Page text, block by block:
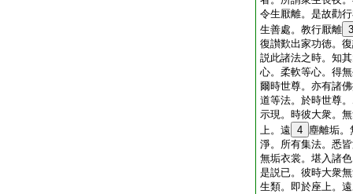
令生厭離。是故勸
生善處。教行厭離 3
復讃歎出家功徳。
説此諸法之時。知
心。柔軟等心。得
爾時世尊。亦有諸
道等法。於時世尊
示現。時彼大衆。
上。遠 4 塵離垢。
淨。所有集法。悉
無垢衣裳。堪入諸
是説已。彼時大衆
生類。即於座上。